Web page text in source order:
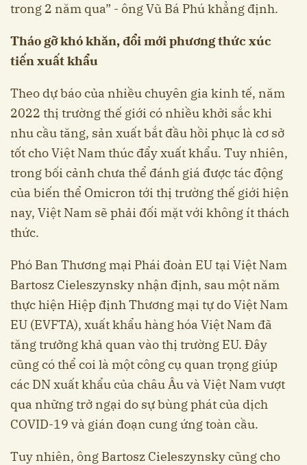
trong 2 năm qua” - ông Vũ Bá Phú khẳng định.
Tháo gỡ khó khăn, đổi mới phương thức xúc
tiến xuất khẩu
Theo dự báo của nhiều chuyên gia kinh tế, năm
2022 thị trường thế giới có nhiều khởi sắc khi
nhu cầu tăng, sản xuất bắt đầu hồi phục là cơ sở
tốt cho Việt Nam thúc đẩy xuất khẩu. Tuy nhiên,
trong bối cảnh chưa thể đánh giá được tác động
của biến thể Omicron tới thị trường thế giới hiện
nay, Việt Nam sẽ phải đối mặt với không ít thách
thức.
Phó Ban Thương mại Phái đoàn EU tại Việt Nam
Bartosz Cieleszynsky nhận định, sau một năm
thực hiện Hiệp định Thương mại tự do Việt Nam
EU (EVFTA), xuất khẩu hàng hóa Việt Nam đã
tăng trưởng khả quan vào thị trường EU. Đây
cũng có thể coi là một công cụ quan trọng giúp
các DN xuất khẩu của châu Âu và Việt Nam vượt
qua những trở ngại do sự bùng phát của dịch
COVID-19 và gián đoạn cung ứng toàn cầu.
Tuy nhiên, ông Bartosz Cieleszynsky cũng cho